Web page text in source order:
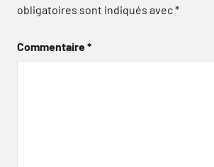
obligatoires sont indiqués avec*
Commentaire*